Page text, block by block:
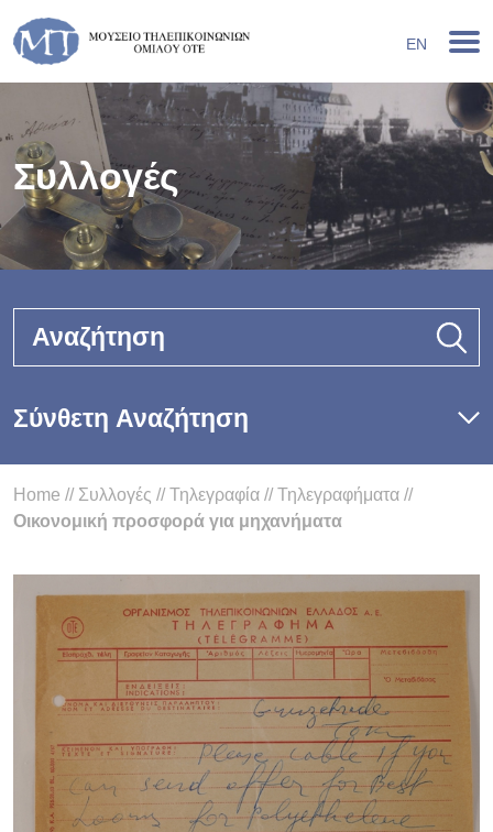
EN
Συλλογές
Αναζήτηση
Σύνθετη Αναζήτηση
Home // Συλλογές //Τηλεγραφία //Τηλεγραφήματα //
Οικονομική προσφορά για μηχανήματα